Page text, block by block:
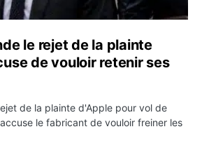
le rejet de la plainte
de vouloir retenir ses
de la plainte d'Apple pour vol de
le fabricant de vouloir freiner les